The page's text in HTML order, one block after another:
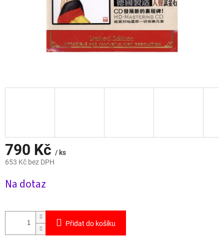
790 Kč / ks
653 Kč bez DPH
cena:
Na dotaz
Přidat do košíku